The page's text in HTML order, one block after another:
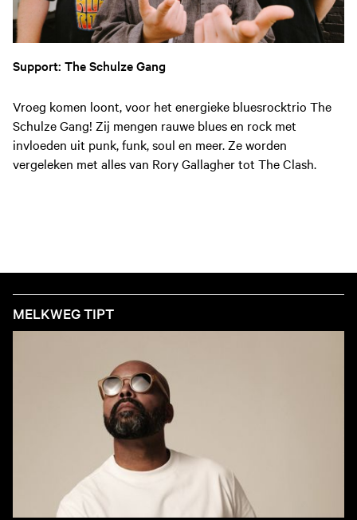
Support: The Schulze Gang
Vroeg komen loont, voor het energieke bluesrocktrio The
Schulze Gang! Zij mengen rauwe blues en rock met
invloeden uit punk, funk, soul en meer. Ze worden
vergeleken met alles van Rory Gallagher tot The Clash.
MELKWEG TIPT